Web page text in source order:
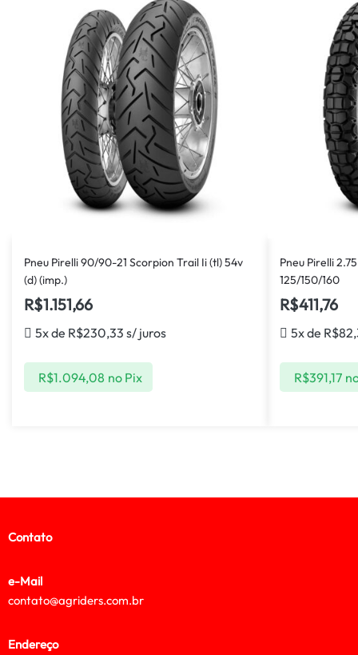
Pneu Pirelli 90/90-21 Scorpion Trail Ii (tl) 54v
(d) (imp.)
R$1.151,66
5x de R$230,33 s/ juros
R$1.094,08 no Pix
Pneu Pirelli
125/150/160
R$411,76
5x de R$
R$391,17
Contato
e-Mail
contato@agriders.com.br
Endereço